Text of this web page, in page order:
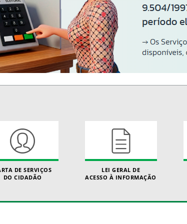
DE SERVIÇOS
DO CIDADÃO
LEI GERAL DE
ACESSO À INFORMAÇÃO